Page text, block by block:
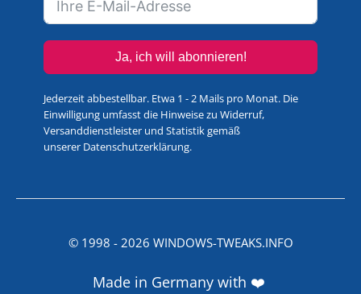
Ja, ich will abonnieren!
Jederzeit abbestellbar. Etwa 1 - 2 Mails pro Monat. Die
Einwilligung umfasst die Hinweise zu Widerruf,
Versanddienstleister und Statistik gemäß
unserer Datenschutzerklärung.
© 1998 - 2026 WINDOWS-TWEAKS.INFO
Made in Germany with ❤️